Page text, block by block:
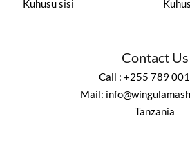
Kuhusu sisi
Contact Us
Call : +255 789
Mail:
Tanzania